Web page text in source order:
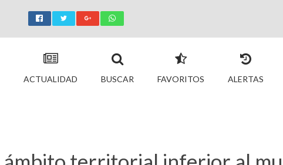
ACTUALIDAD BUSCAR FAVORITOS ALERTAS